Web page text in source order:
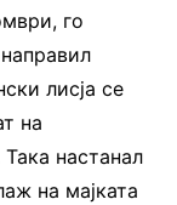
го
лисја се
на
настанал
на мајката